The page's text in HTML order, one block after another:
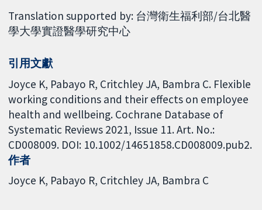
Translation supported by: 台灣衛生福利部/台北醫
學大學實證醫學研究中心
引用文獻
Joyce K, Pabayo R, Critchley JA, Bambra C. Flexible
working conditions and their effects on employee
health and wellbeing. Cochrane Database of
Systematic Reviews 2021, Issue 11. Art. No.:
CD008009. DOI: 10.1002/14651858.CD008009.pub2.
作者
Joyce K Pabayo R Critchley JA Bambra C